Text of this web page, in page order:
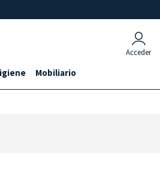
Acceder
Mobiliario